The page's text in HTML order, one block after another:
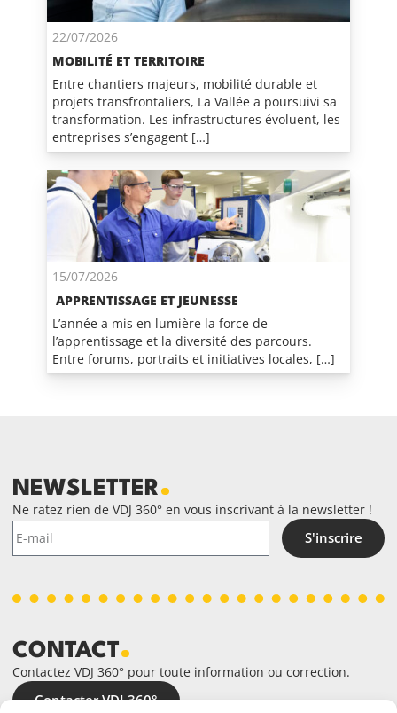
22/07/2026
MOBILITÉ ET TERRITOIRE
Entre chantiers majeurs, mobilité durable et
projets transfrontaliers, La Vallée a poursuivi sa
transformation. Les infrastructures évoluent, les
entreprises s’engagent […]
15/07/2026
APPRENTISSAGE ET JEUNESSE
L’année a mis en lumière la force de
l’apprentissage et la diversité des parcours.
Entre forums, portraits et initiatives locales, […]
NEWSLETTER
Ne ratez rien de VDJ 360° en vous inscrivant à la newsletter !
S'inscrire
CONTACT
Contactez VDJ 360° pour toute information ou correction.
Contacter VDJ 360°